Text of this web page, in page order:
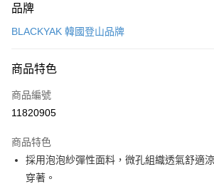
信用卡一次付款
LINE Pay
Apple Pay
悠遊付
Google Pay
品牌
BLACKYAK 韓國登山品牌
商品特色
商品編號
11820905
商品特色
採用泡泡紗彈性面料，微孔組織透氣舒適
穿著。